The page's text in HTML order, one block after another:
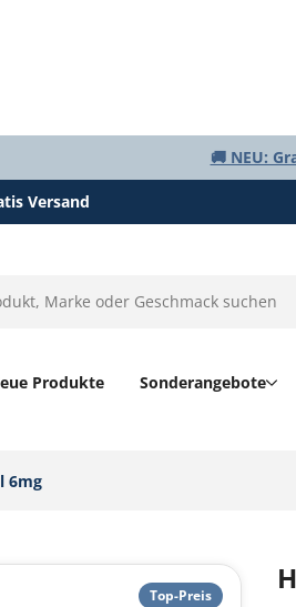
🚚 NEU:
Versand
Produkte Sonderangebote
6mg‎
Top-Preis